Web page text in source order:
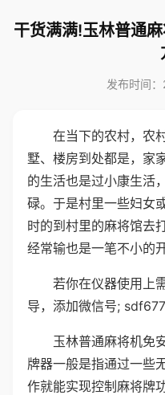
干货满满!玉林普通
发布时间
在当下的农村，农
墅、楼房到处都是，家
的生活也是过小康生活
碌。于是村里一些妇女
时的到村里的麻将馆去
经常输也是一笔不小的开
若你在仪器使用上
导，添加微信号;
玉林普通麻将机免
牌器一般是指通过一些
作就能实现控制麻将牌